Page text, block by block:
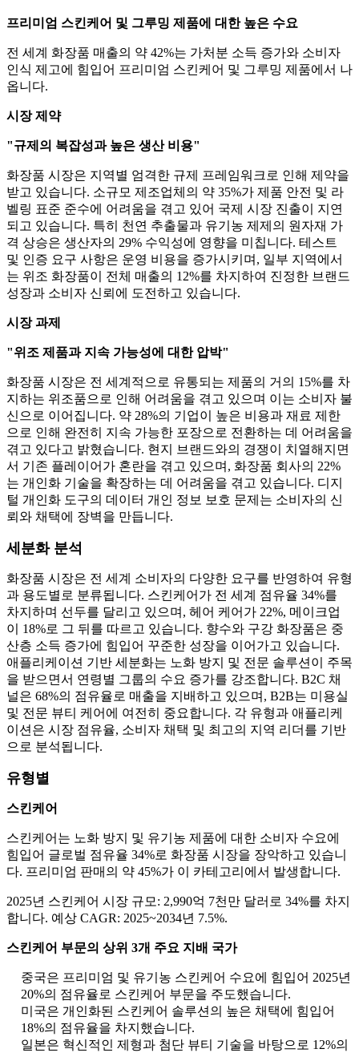
프리미엄 스킨케어 및 그루밍 제품에 대한 높은 수요
전 세계 화장품 매출의 약 42%는 가처분 소득 증가와 소비자
인식 제고에 힘입어 프리미엄 스킨케어 및 그루밍 제품에서 나
옵니다.
시장 제약
"규제의 복잡성과 높은 생산 비용"
화장품 시장은 지역별 엄격한 규제 프레임워크로 인해 제약을
받고 있습니다. 소규모 제조업체의 약 35%가 제품 안전 및 라
벨링 표준 준수에 어려움을 겪고 있어 국제 시장 진출이 지연
되고 있습니다. 특히 천연 추출물과 유기농 제제의 원자재 가
격 상승은 생산자의 29% 수익성에 영향을 미칩니다. 테스트
및 인증 요구 사항은 운영 비용을 증가시키며, 일부 지역에서
는 위조 화장품이 전체 매출의 12%를 차지하여 진정한 브랜드
성장과 소비자 신뢰에 도전하고 있습니다.
시장 과제
"위조 제품과 지속 가능성에 대한 압박"
화장품 시장은 전 세계적으로 유통되는 제품의 거의 15%를 차
지하는 위조품으로 인해 어려움을 겪고 있으며 이는 소비자 불
신으로 이어집니다. 약 28%의 기업이 높은 비용과 재료 제한
으로 인해 완전히 지속 가능한 포장으로 전환하는 데 어려움을
겪고 있다고 밝혔습니다. 현지 브랜드와의 경쟁이 치열해지면
서 기존 플레이어가 혼란을 겪고 있으며, 화장품 회사의 22%
는 개인화 기술을 확장하는 데 어려움을 겪고 있습니다. 디지
털 개인화 도구의 데이터 개인 정보 보호 문제는 소비자의 신
뢰와 채택에 장벽을 만듭니다.
세분화 분석
화장품 시장은 전 세계 소비자의 다양한 요구를 반영하여 유형
과 용도별로 분류됩니다. 스킨케어가 전 세계 점유율 34%를
차지하며 선두를 달리고 있으며, 헤어 케어가 22%, 메이크업
이 18%로 그 뒤를 따르고 있습니다. 향수와 구강 화장품은 중
산층 소득 증가에 힘입어 꾸준한 성장을 이어가고 있습니다.
애플리케이션 기반 세분화는 노화 방지 및 전문 솔루션이 주목
을 받으면서 연령별 그룹의 수요 증가를 강조합니다. B2C 채
널은 68%의 점유율로 매출을 지배하고 있으며, B2B는 미용실
및 전문 뷰티 케어에 여전히 중요합니다. 각 유형과 애플리케
이션은 시장 점유율, 소비자 채택 및 최고의 지역 리더를 기반
으로 분석됩니다.
유형별
스킨케어
스킨케어는 노화 방지 및 유기농 제품에 대한 소비자 수요에
힘입어 글로벌 점유율 34%로 화장품 시장을 장악하고 있습니
다. 프리미엄 판매의 약 45%가 이 카테고리에서 발생합니다.
2025년 스킨케어 시장 규모: 2,990억 7천만 달러로 34%를 차지
합니다. 예상 CAGR: 2025~2034년 7.5%.
스킨케어 부문의 상위 3개 주요 지배 국가
중국은 프리미엄 및 유기농 스킨케어 수요에 힘입어 2025년
20%의 점유율로 스킨케어 부문을 주도했습니다.
미국은 개인화된 스킨케어 솔루션의 높은 채택에 힘입어
18%의 점유율을 차지했습니다.
일본은 혁신적인 제형과 첨단 뷰티 기술을 바탕으로 12%의